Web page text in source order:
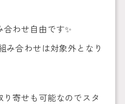
合わせ自由です✨
み合わせは対象外となり
寄せも可能なのでスタ